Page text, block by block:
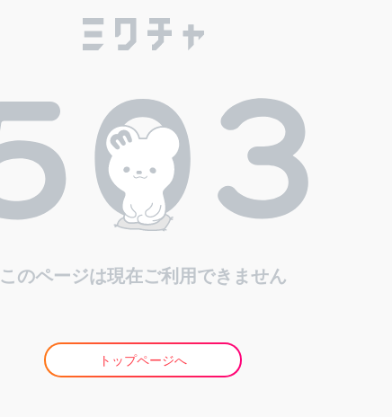
このページは現在ご利用できません